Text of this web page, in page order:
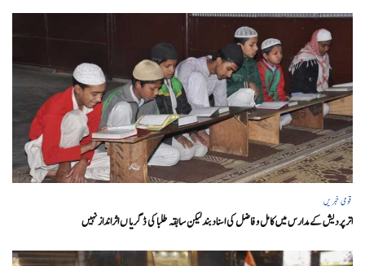
قومی خبریں
اتر پردیش کےمدارس میں کامل و فاضل کی اسناد بند لیکن سابقہ طلبا کی ڈگریا ں اثرانداز نہیں